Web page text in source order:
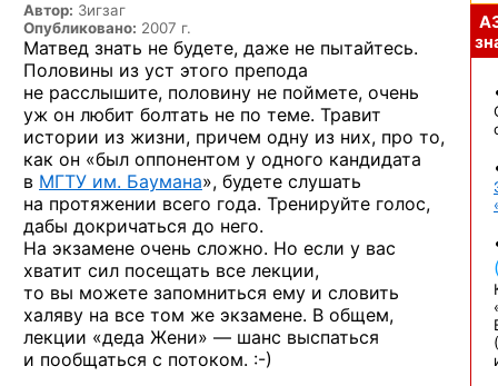
Автор: Зигзаг
Опубликовано: 2007 г.
Матвед знать не будете, даже не пытайтесь.
Половины из уст этого препода
не расслышите, половину не поймете, очень
уж он любит болтать не по теме. Травит
истории из жизни, причем одну из них, про то,
как он «был оппонентом у одного кандидата
в МГТУ им. Баумана», будете слушать
на протяжении всего года. Тренируйте голос,
дабы докричаться до него.
На экзамене очень сложно. Но если у вас
хватит сил посещать все лекции,
то вы можете запомниться ему и словить
халяву на все том же экзамене. В общем,
лекции «деда Жени» — шанс выспаться
и пообщаться с потоком. :-)
(